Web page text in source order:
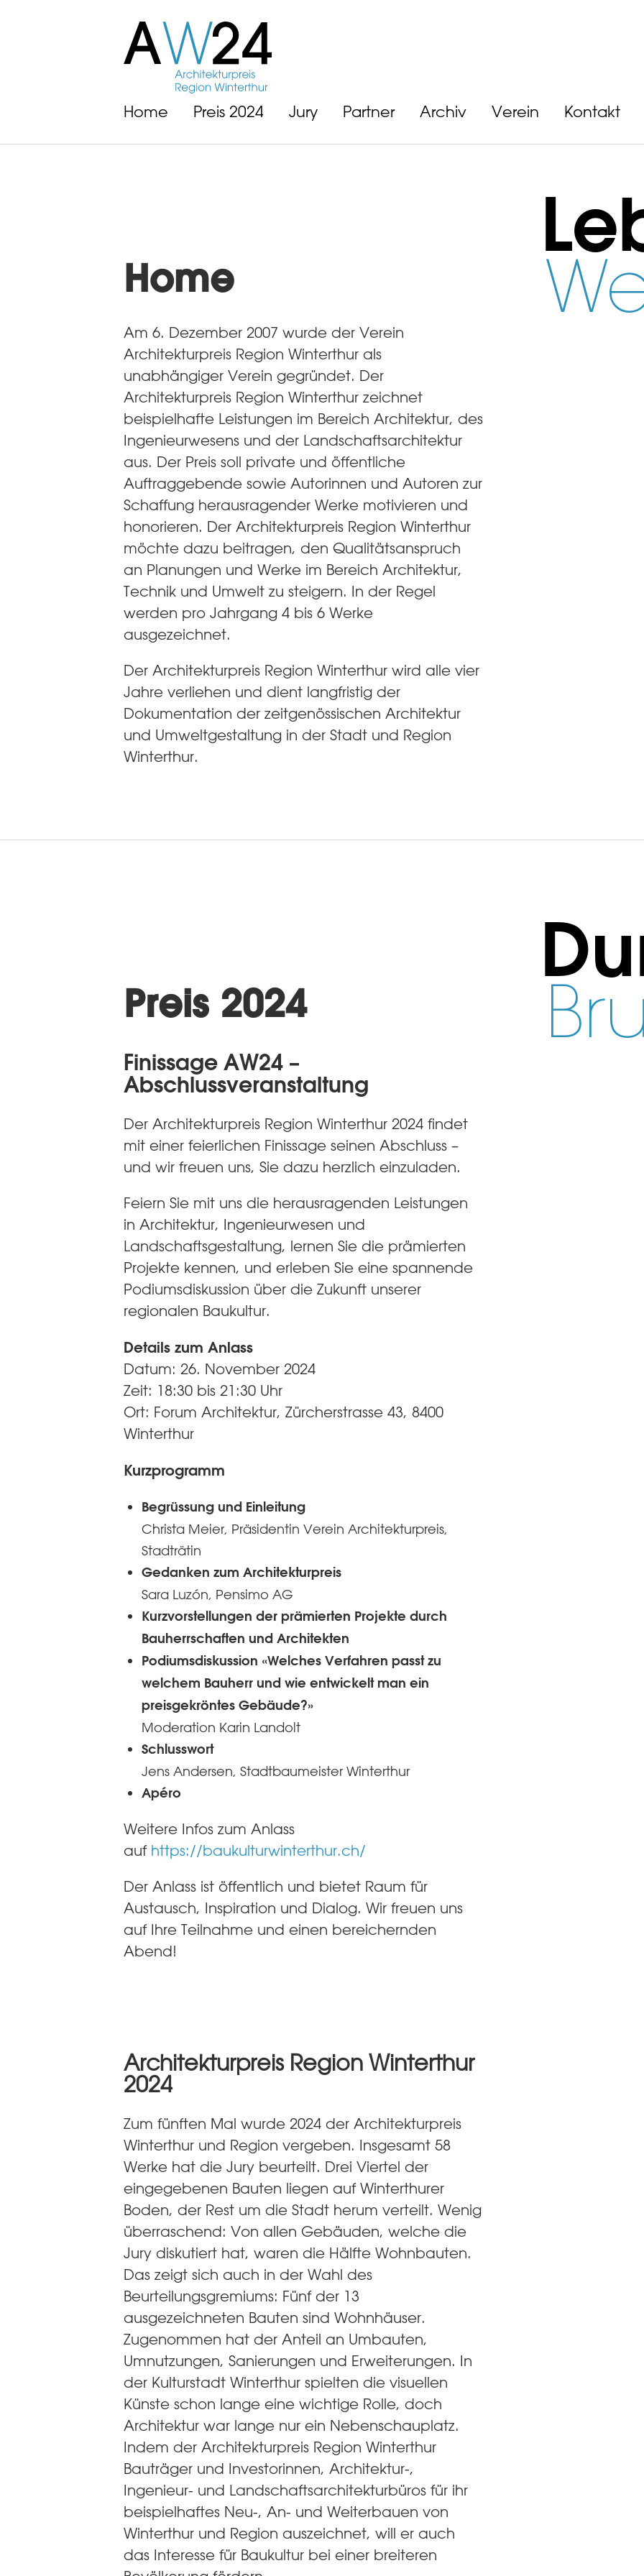
Home Preis 2024 Jury Partner Archiv Verein Kontakt
Home
Am 6. Dezember 2007 wurde der Verein
Architekturpreis Region Winterthur als
unabhängiger Verein gegründet. Der
Architekturpreis Region Winterthur zeichnet
beispielhafte Leistungen im Bereich Architektur, des
Ingenieurwesens und der Landschaftsarchitektur
aus. Der Preis soll private und öffentliche
Auftraggebende sowie Autorinnen und Autoren zur
Schaffung herausragender Werke motivieren und
honorieren. Der Architekturpreis Region Winterthur
möchte dazu beitragen, den Qualitätsanspruch
an Planungen und Werke im Bereich Architektur,
Technik und Umwelt zu steigern. In der Regel
werden pro Jahrgang 4 bis 6 Werke
ausgezeichnet.
Der Architekturpreis Region Winterthur wird alle vier
Jahre verliehen und dient langfristig der
Dokumentation der zeitgenössischen Architektur
und Umweltgestaltung in der Stadt und Region
Winterthur.
Preis 2024
Finissage AW24 –
Abschlussveranstaltung
Der Architekturpreis Region Winterthur 2024 findet
mit einer feierlichen Finissage seinen Abschluss –
und wir freuen uns, Sie dazu herzlich einzuladen.
Feiern Sie mit uns die herausragenden Leistungen
in Architektur, Ingenieurwesen und
Landschaftsgestaltung, lernen Sie die prämierten
Projekte kennen, und erleben Sie eine spannende
Podiumsdiskussion über die Zukunft unserer
regionalen Baukultur.
Details zum Anlass
Datum: 26. November 2024
Zeit: 18:30 bis 21:30 Uhr
Ort: Forum Architektur, Zürcherstrasse 43, 8400
Winterthur
Kurzprogramm
Begrüssung und Einleitung
Christa Meier, Präsidentin Verein Architekturpreis,
Stadträtin
Gedanken zum Architekturpreis
Sara Luzón, Pensimo AG
Kurzvorstellungen der prämierten Projekte durch
Bauherrschaften und Architekten
Podiumsdiskussion «Welches Verfahren passt zu
welchem Bauherr und wie entwickelt man ein
preisgekröntes Gebäude?»
Moderation Karin Landolt
Schlusswort
Jens Andersen, Stadtbaumeister Winterthur
Apéro
Weitere Infos zum Anlass
auf https://baukulturwinterthur.ch/
Der Anlass ist öffentlich und bietet Raum für
Austausch, Inspiration und Dialog. Wir freuen uns
auf Ihre Teilnahme und einen bereichernden
Abend!
Architekturpreis Region Winterthur
2024
Zum fünften Mal wurde 2024 der Architekturpreis
Winterthur und Region vergeben. Insgesamt 58
Werke hat die Jury beurteilt. Drei Viertel der
eingegebenen Bauten liegen auf Winterthurer
Boden, der Rest um die Stadt herum verteilt. Wenig
überraschend: Von allen Gebäuden, welche die
Jury diskutiert hat, waren die Hälfte Wohnbauten.
Das zeigt sich auch in der Wahl des
Beurteilungsgremiums: Fünf der 13
ausgezeichneten Bauten sind Wohnhäuser.
Zugenommen hat der Anteil an Umbauten,
Umnutzungen, Sanierungen und Erweiterungen. In
der Kulturstadt Winterthur spielten die visuellen
Künste schon lange eine wichtige Rolle, doch
Architektur war lange nur ein Nebenschauplatz.
Indem der Architekturpreis Region Winterthur
Bauträger und Investorinnen, Architektur-,
Ingenieur- und Landschaftsarchitekturbüros für ihr
beispielhaftes Neu-, An- und Weiterbauen von
Winterthur und Region auszeichnet, will er auch
das Interesse für Baukultur bei einer breiteren